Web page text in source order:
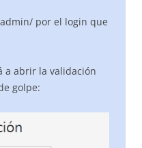
por el login que
a abrir la validación
golpe: